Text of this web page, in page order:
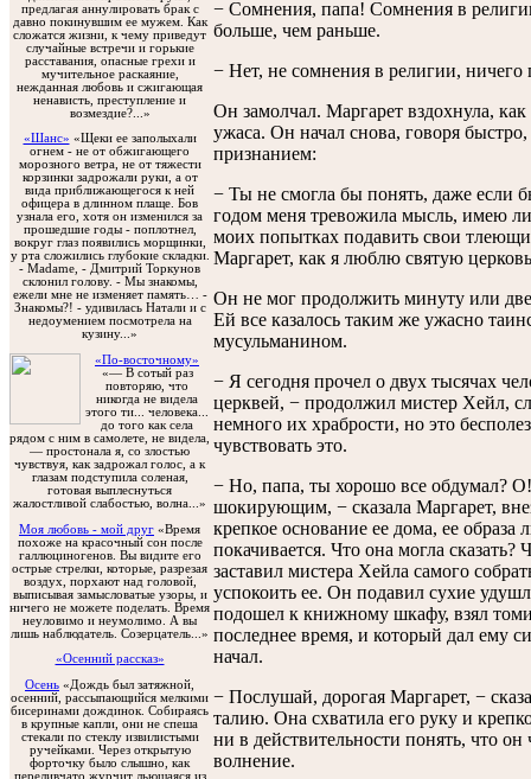
предлагая аннулировать брак с
давно покинувшим ее мужем. Как
сложатся жизни, к чему приведут
случайные встречи и горькие
расставания, опасные грехи и
мучительное раскаяние,
нежданная любовь и сжигающая
ненависть, преступление и
возмездие?...»
«Шанс» «Щеки ее заполыхали
огнем - не от обжигающего
морозного ветра, не от тяжести
корзинки задрожали руки, а от
вида приближающегося к ней
офицера в длинном плаще. Бов
узнала его, хотя он изменился за
прошедшие годы - поплотнел,
вокруг глаз появились морщинки,
у рта сложились глубокие складки.
- Мadame, - Дмитрий Торкунов
склонил голову. - Мы знакомы,
ежели мне не изменяет память… -
Знакомы?! - удивилась Натали и с
недоумением посмотрела на
кузину...»
«По-восточному»
«— В сотый раз
повторяю, что
никогда не видела
этого ти... человека...
до того как села
рядом с ним в самолете, не видела,
— простонала я, со злостью
чувствуя, как задрожал голос, а к
глазам подступила соленая,
готовая выплеснуться
жалостливой слабостью, волна...»
Моя любовь - мой друг «Время
похоже на красочный сон после
галлюциногенов. Вы видите его
острые стрелки, которые, разрезая
воздух, порхают над головой,
выписывая замысловатые узоры, и
ничего не можете поделать. Время
неуловимо и неумолимо. А вы
лишь наблюдатель. Созерцатель...»
«Осенний рассказ»
Осень «Дождь был затяжной,
осенний, рассыпающийся мелкими
бисеринами дождинок. Собираясь
в крупные капли, они не спеша
стекали по стеклу извилистыми
ручейками. Через открытую
форточку было слышно, как
переливчато журчит льющаяся из
− Сомнения, папа! Сомнения в
больше, чем раньше.
− Нет, не сомнения в религии, ничего
Он замолчал. Маргарет вздохнула, как
ужаса. Он начал снова, говоря
признанием:
− Ты не смогла бы понять, даже если
годом меня тревожила мысль, имею
моих попытках подавить свои
Маргарет, как я люблю святую
Он не мог продолжить минуту или
Ей все казалось таким же ужасно
мусульманином.
− Я сегодня прочел о двух тысячах
церквей, − продолжил мистер Хейл,
немного их храбрости, но это
чувствовать это.
− Но, папа, ты хорошо все обдумал?
шокирующим, − сказала Маргарет,
крепкое основание ее дома, ее образа
покачивается. Что она могла
заставил мистера Хейла самого
успокоить ее. Он подавил сухие
подошел к книжному шкафу, взял
последнее время, и который дал ему
начал.
− Послушай, дорогая Маргарет, −
талию. Она схватила его руку и
ни в действительности понять, что
волнение.